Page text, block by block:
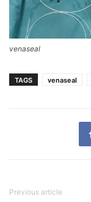
venaseal
TAGS venaseal
Previous article